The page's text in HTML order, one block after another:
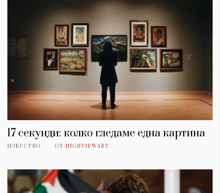
17 секунди: колко гледаме една картина
ИЗКУСТВО ОТ HIGHVIEWART